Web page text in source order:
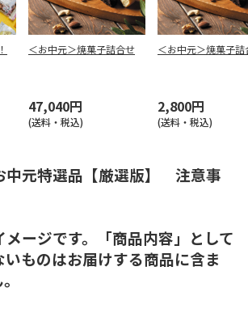
＜お中元＞焼菓子詰合せ
47,040円
(送料・税込)
＜お中元＞焼菓子詰
2,800円
(送料・税込)
中元特選品【厳選版】 注意事
ージです。「商品内容」として
ものはお届けする商品に含ま
。